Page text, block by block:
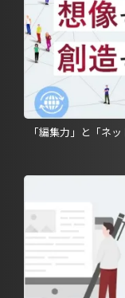
「編集力」と「ネ